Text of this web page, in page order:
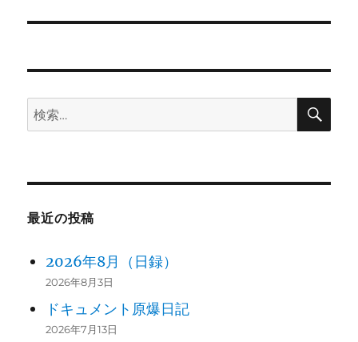
ー
ン
投
検
索:
検
最近の投稿
2026年8月（日録）
2026年8月3日
ドキュメント原爆日記
2026年7月13日